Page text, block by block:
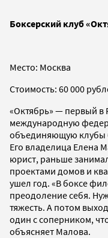
Боксерский клуб
Место: Москва
Стоимость: 60 000
«Октябрь» — первый в
международную
объединяющую клубы
Его владелица Елена
юрист, раньше
проектами домов и
ушел год. «В боксе
преодоление себя.
тяжесть. А потом
один с соперником,
объясняет Малова.